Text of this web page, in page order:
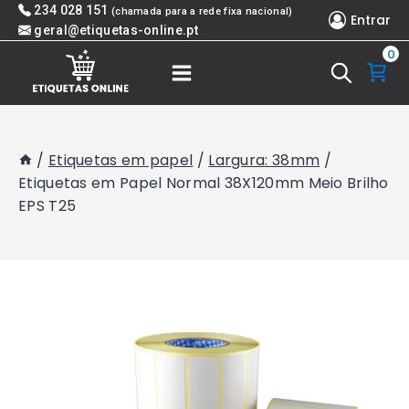
Skip 234 028 151 (chamada para a rede fixa nacional)
geral@etiquetas-online.pt
Entrar
0
/ Etiquetas em papel / Largura: 38mm /
Etiquetas em Papel Normal 38X120mm Meio Brilho
EPS T25